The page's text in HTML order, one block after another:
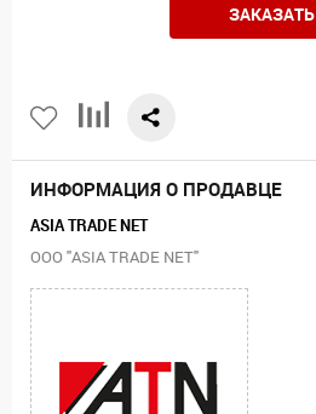
ЗАКАЗАТЬ
ИНФОРМАЦИЯ О ПРОДАВЦЕ
ASIA TRADE NET
ООО "ASIA TRADE NET"